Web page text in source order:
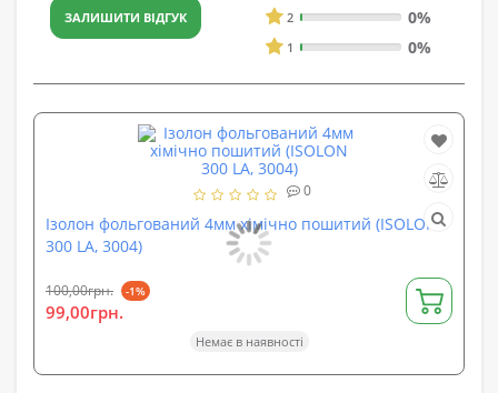
ЗАЛИШИТИ ВІДГУК 2 0%
1 0%
0
Ізолон фольгований 4мм хімічно пошитий (ISOLON
300 LA, 3004)
100,00грн. -1%
99,00грн.
Немає в наявності